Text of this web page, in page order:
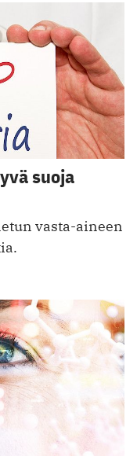
suoja
vasta-aineen